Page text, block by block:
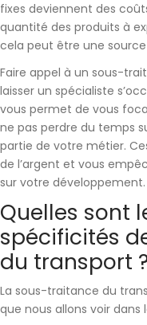
fixes deviennent des
quantité des produits à
cela peut être une
Faire appel à un sous-
laisser un spécialiste
vous permet de vous
ne pas perdre du temps
partie de votre métier.
de l’argent et vous
sur votre développement.
Quelles sont
spécificités
du transport
La sous-traitance du
que nous allons voir dans